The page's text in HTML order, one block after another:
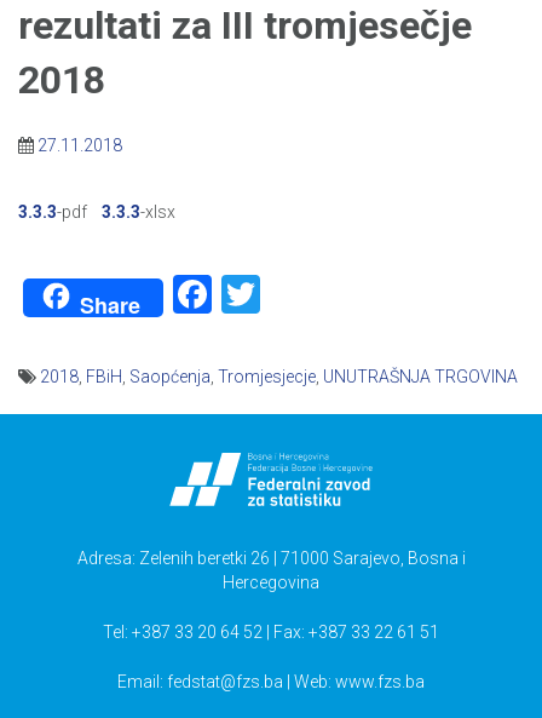
rezultati za III tromjesečje
2018
27.11.2018
3.3.3-pdf 3.3.3-xlsx
Share Facebook
2018 FBiH Saopćenja Tromjesjecje UNUTRAŠNJA TRGOVINA
Adresa: Zelenih beretki 26 | 71000 Sarajevo, Bosna i
Hercegovina
Tel: +387 33 20 64 52 | Fax: +387 33 22 61 51
Email: fedstat@fzs.ba | Web: www.fzs.ba